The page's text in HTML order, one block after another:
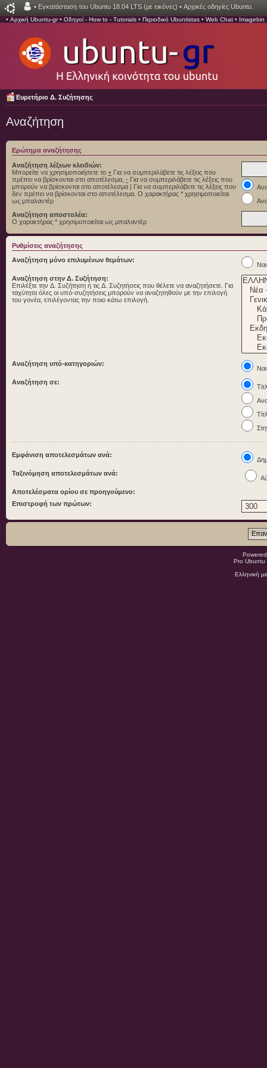
• Εγκατάσταση του Ubuntu 18.04 LTS (με εικόνες) • Αρχικές οδηγίες Ubuntu.
• Αρχική Ubuntu-gr• Οδηγοί - How to - Tutorials • Περιοδικό Ubuntistas • Web Chat • Imagebin
Ευρετήριο Δ. Συζήτησης
Αναζήτηση
Ερώτημα αναζήτησης
Αναζήτηση λέξεων κλειδιών:
Μπορείτε να χρησιμοποιήσετε το + Για να συμπεριλάβετε τις λέξεις που
πρέπει να βρίσκονται στο αποτέλεσμα, - Για να συμπεριλάβετε τις λέξεις που
μπορούν να βρίσκονται στο αποτέλεσμα | Για να συμπεριλάβετε τις λέξεις που
δεν πρέπει να βρίσκονται στο αποτέλεσμα. Ο χαρακτήρας * χρησιμοποιείται
ως μπαλαντέρ
Αναζήτηση αποστολέα:
Ο χαρακτήρας * χρησιμοποιείται ως μπαλαντέρ
Ρυθμίσεις αναζήτησης
Αναζήτηση μόνο επιλυμένων θεμάτων:
Ναι
Αναζήτηση στην Δ. Συζήτηση:
Επιλέξτε την Δ. Συζήτηση ή τις Δ. Συζητήσεις που θέλετε να αναζητήσετε. Για
ταχύτητα όλες οι υπό-συζητήσεις μπορούν να αναζητηθούν με την επιλογή
του γονέα, επιλέγοντας την ποιο κάτω επιλογή.
Αναζήτηση υπό-κατηγοριών:
Ναι
Αναζήτηση σε:
Εμφάνιση αποτελεσμάτων ανά:
Ταξινόμηση αποτελεσμάτων ανά:
Αποτελέσματα ορίου σε προηγούμενο:
Επιστροφή των πρώτων:
Pro
Ελληνική